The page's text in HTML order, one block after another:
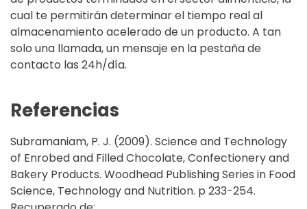
cual te permitirán determinar el tiempo real al
almacenamiento acelerado de un producto. A tan
solo una llamada, un mensaje en la pestaña de
contacto las 24h/día.
Referencias
Subramaniam, P. J. (2009). Science and Technology
of Enrobed and Filled Chocolate, Confectionery and
Bakery Products. Woodhead Publishing Series in Food
Science, Technology and Nutrition. p 233-254.